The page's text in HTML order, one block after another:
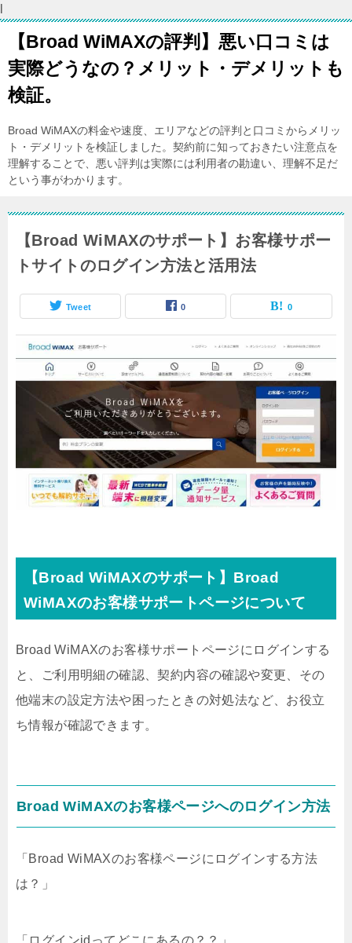
【Broad WiMAXの評判】悪い口コミは
実際どうなの？メリット・デメリットも
検証。
Broad WiMAXの料金や速度、エリアなどの評判と口コミからメリッ
ト・デメリットを検証しました。契約前に知っておきたい注意点を
理解することで、悪い評判は実際には利用者の勘違い、理解不足だ
という事がわかります。
【Broad WiMAXのサポート】お客様サポー
トサイトのログイン方法と活用法
Tweet 0 0
【Broad WiMAXのサポート】Broad
WiMAXのお客様サポートページについて
Broad WiMAXのお客様サポートページにログインする
と、ご利用明細の確認、契約内容の確認や変更、その
他端末の設定方法や困ったときの対処法など、お役立
ち情報が確認できます。
Broad WiMAXのお客様ページへのログイン方法
「Broad WiMAXのお客様ページにログインする方法
は？」